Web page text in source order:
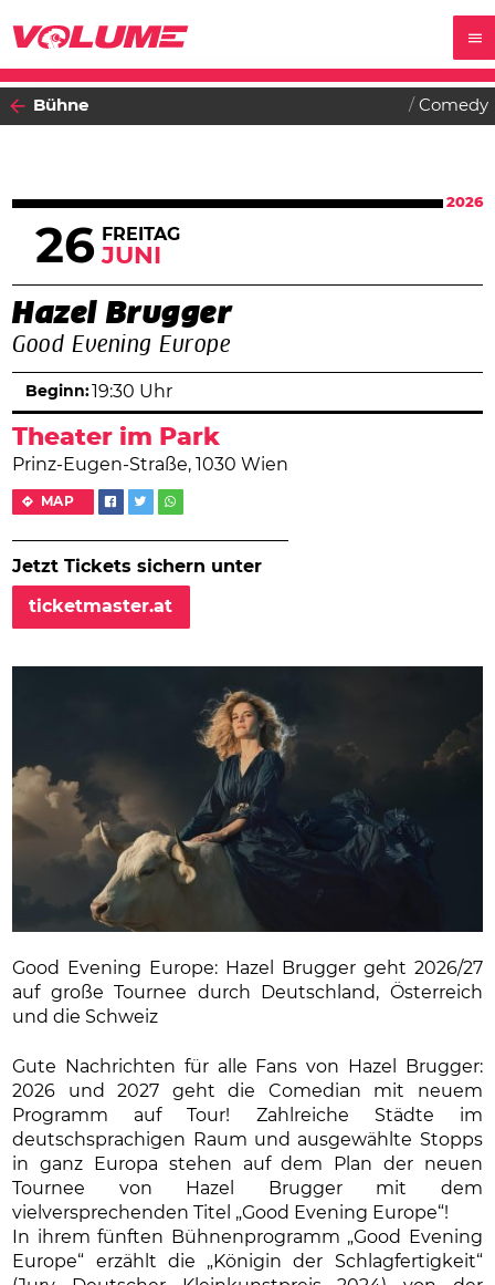
Bühne Comedy
2026
26 FREITAG
JUNI
Hazel Brugger
Good Evening Europe
Theater im Park
Prinz-Eugen-Straße, 1030 Wien
MAP
Jetzt Tickets sichern unter
ticketmaster.at
Beginn: 19:30 Uhr
Good Evening Europe: Hazel Brugger geht 2026/27
auf große Tournee durch Deutschland, Österreich
und die Schweiz
Gute Nachrichten für alle Fans von Hazel Brugger:
2026 und 2027 geht die Comedian mit neuem
Programm auf Tour! Zahlreiche Städte im
deutschsprachigen Raum und ausgewählte Stopps
in ganz Europa stehen auf dem Plan der neuen
Tournee von Hazel Brugger mit dem
vielversprechenden Titel „Good Evening Europe“!
In ihrem fünften Bühnenprogramm „Good Evening
Europe“ erzählt die „Königin der Schlagfertigkeit“